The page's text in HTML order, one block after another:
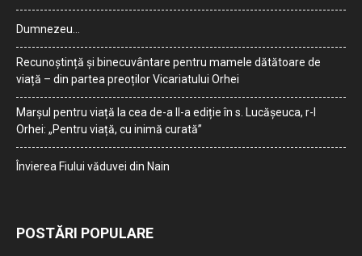
Dumnezeu…
Recunoștință și binecuvântare pentru mamele dătătoare de
viață – din partea preoților Vicariatului Orhei
Marșul pentru viață la cea de-a II-a ediție în s. Lucășeuca, r-l
Orhei: „Pentru viață, cu inimă curată”
Învierea Fiului văduvei din Nain
POSTĂRI POPULARE